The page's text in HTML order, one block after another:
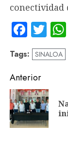
conectividad
Tags: SINALOA
de
entradas
Anterior